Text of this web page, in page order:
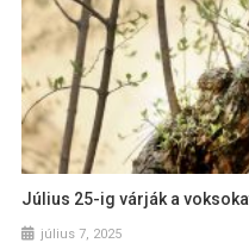
Július 25-ig várják a
július 7, 2025